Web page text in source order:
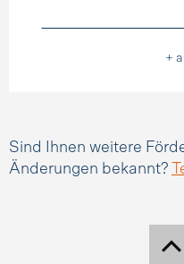
+
Sind Ihnen weitere
Änderungen bekannt?